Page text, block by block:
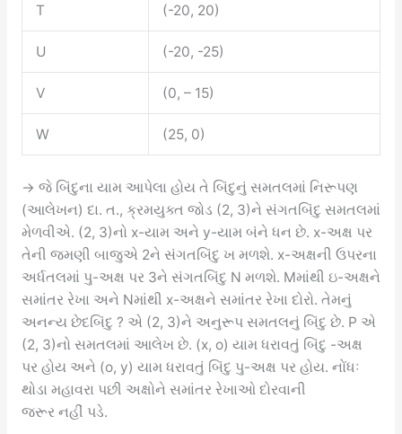
T (-20, 20)
U (-20, -25)
V (0, – 15)
W (25, 0)
→ જે બિંદુના યામ આપેલા હોય તે બિંદુનું સમતલમાં નિરૂપણ
(આલેખન) દા. ત., ક્રમયુક્ત જોડ (2, 3)ને સંગતબિંદુ સમતલમાં
મેળવીએ. (2, 3)નો x-યામ અને y-યામ બંને ધન છે. x-અક્ષ પર
તેની જમણી બાજુએ 2ને સંગતબિંદુ ખ મળશે. x-અક્ષની ઉપરના
અર્ધતલમાં પુ-અક્ષ પર 3ને સંગતબિંદુ N મળશે. Mમાંથી ઇ-અક્ષને
સમાંતર રેખા અને Nમાંથી x-અક્ષને સમાંતર રેખા દોરો. તેમનું
અનન્ય છેદબિંદુ ? એ (2, 3)ને અનુરૂપ સમતલનું બિંદુ છે. P એ
(2, 3)નો સમતલમાં આલેખ છે. (x, o) યામ ધરાવતું બિંદુ -અક્ષ
પર હોય અને (o, y) યામ ધરાવતું બિંદુ પુ-અક્ષ પર હોય. નોંધઃ
થોડા મહાવરા પછી અક્ષોને સમાંતર રેખાઓ દોરવાની
જરૂર નહીં પડે.